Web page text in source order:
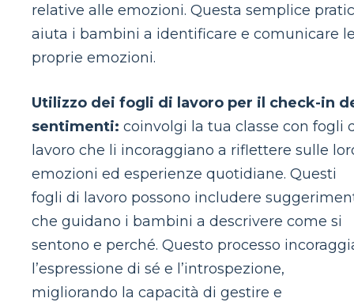
relative alle emozioni. Questa semplice
aiuta i bambini a identificare e comunicare
proprie emozioni.
Utilizzo dei fogli di lavoro per il check-in
sentimenti: coinvolgi la tua classe con fogli
lavoro che li incoraggiano a riflettere sulle
emozioni ed esperienze quotidiane. Questi
fogli di lavoro possono includere
che guidano i bambini a descrivere come si
sentono e perché. Questo processo
l’espressione di sé e l’introspezione,
migliorando la capacità di gestire e